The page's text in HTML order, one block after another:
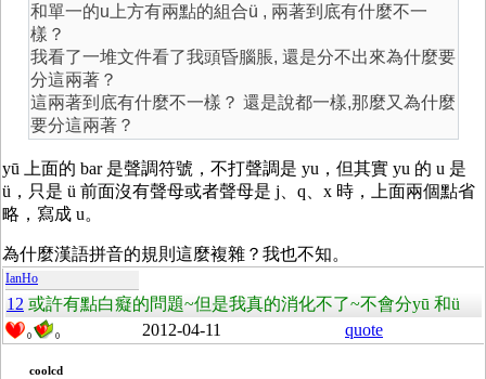
和單一的u上方有兩點的組合ü , 兩著到底有什麼不一
樣？
我看了一堆文件看了我頭昏腦脹, 還是分不出來為什麼要
分這兩著？
這兩著到底有什麼不一樣？ 還是說都一樣,那麼又為什麼
要分這兩著？
yū 上面的 bar 是聲調符號，不打聲調是 yu，但其實 yu 的 u 是
ü，只是 ü 前面沒有聲母或者聲母是 j、q、x 時，上面兩個點省
略，寫成 u。
為什麼漢語拼音的規則這麼複雜？我也不知。
IanHo
12 或許有點白癡的問題~但是我真的消化不了~不會分yū 和ü
0 0 2012-04-11 quote
coolcd